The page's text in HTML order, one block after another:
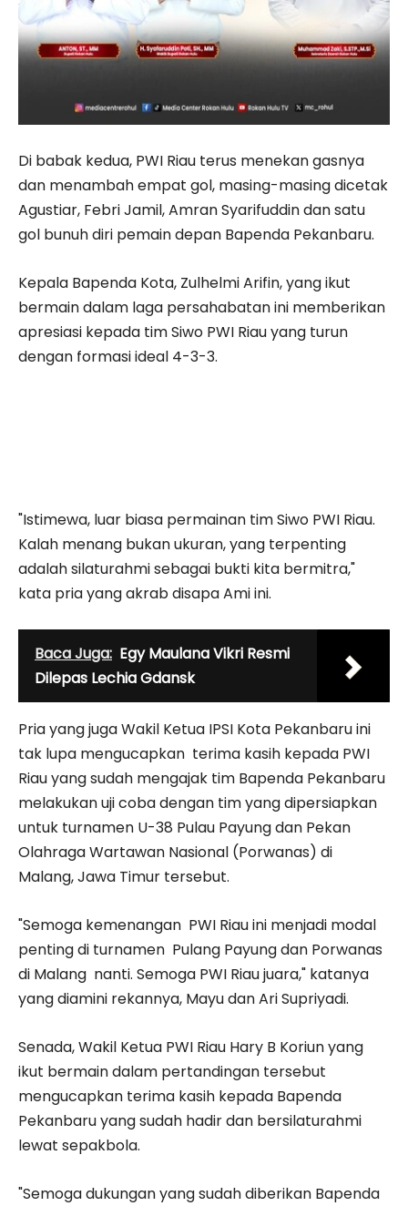
Di babak kedua, PWI Riau terus menekan gasnya
dan menambah empat gol, masing-masing dicetak
Agustiar, Febri Jamil, Amran Syarifuddin dan satu
gol bunuh diri pemain depan Bapenda Pekanbaru.
Kepala Bapenda Kota, Zulhelmi Arifin, yang ikut
bermain dalam laga persahabatan ini memberikan
apresiasi kepada tim Siwo PWI Riau yang turun
dengan formasi ideal 4-3-3.
"Istimewa, luar biasa permainan tim Siwo PWI Riau.
Kalah menang bukan ukuran, yang terpenting
adalah silaturahmi sebagai bukti kita bermitra,"
kata pria yang akrab disapa Ami ini.
Baca Juga: Egy Maulana Vikri Resmi
Dilepas Lechia Gdansk
Pria yang juga Wakil Ketua IPSI Kota Pekanbaru ini
tak lupa mengucapkan terima kasih kepada PWI
Riau yang sudah mengajak tim Bapenda Pekanbaru
melakukan uji coba dengan tim yang dipersiapkan
untuk turnamen U-38 Pulau Payung dan Pekan
Olahraga Wartawan Nasional (Porwanas) di
Malang, Jawa Timur tersebut.
"Semoga kemenangan PWI Riau ini menjadi modal
penting di turnamen Pulang Payung dan Porwanas
di Malang nanti. Semoga PWI Riau juara," katanya
yang diamini rekannya, Mayu dan Ari Supriyadi.
Senada, Wakil Ketua PWI Riau Hary B Koriun yang
ikut bermain dalam pertandingan tersebut
mengucapkan terima kasih kepada Bapenda
Pekanbaru yang sudah hadir dan bersilaturahmi
lewat sepakbola.
"Semoga dukungan yang sudah diberikan Bapenda